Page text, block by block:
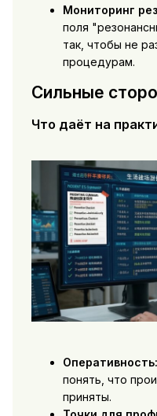
Мониторинг
поля
так, чтобы не
процедурам.
Сильные
Что даёт на
Оперативность:
понять, что
приняты.